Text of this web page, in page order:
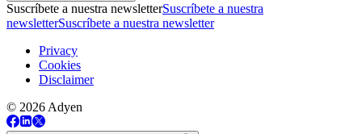
Suscríbete a nuestra newsletterSuscríbete a nuestra
newsletterSuscríbete a nuestra newsletter
Privacy
Cookies
Disclaimer
© 2026 Adyen